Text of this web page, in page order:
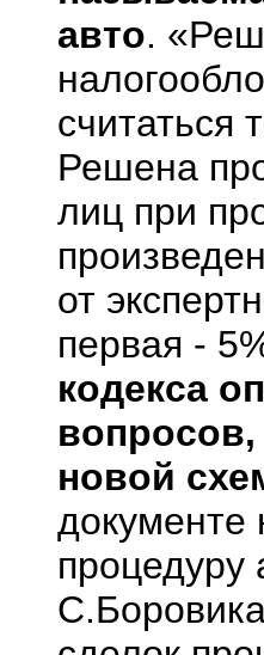
авто.
считаться
Решена
лиц при
от
первая -
кодекса
новой
документе